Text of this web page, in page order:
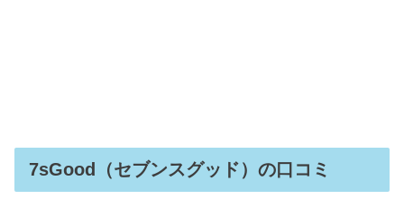
7sGood（セブンスグッド）の口コミ